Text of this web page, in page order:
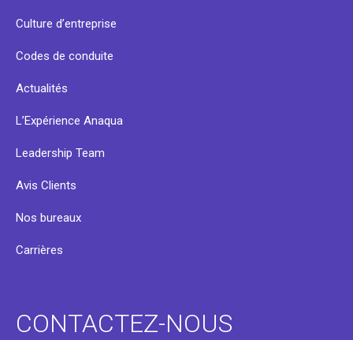
Culture d’entreprise
Codes de conduite
Actualités
L’Expérience Anaqua
Leadership Team
Avis Clients
Nos bureaux
Carrières
CONTACTEZ-NOUS